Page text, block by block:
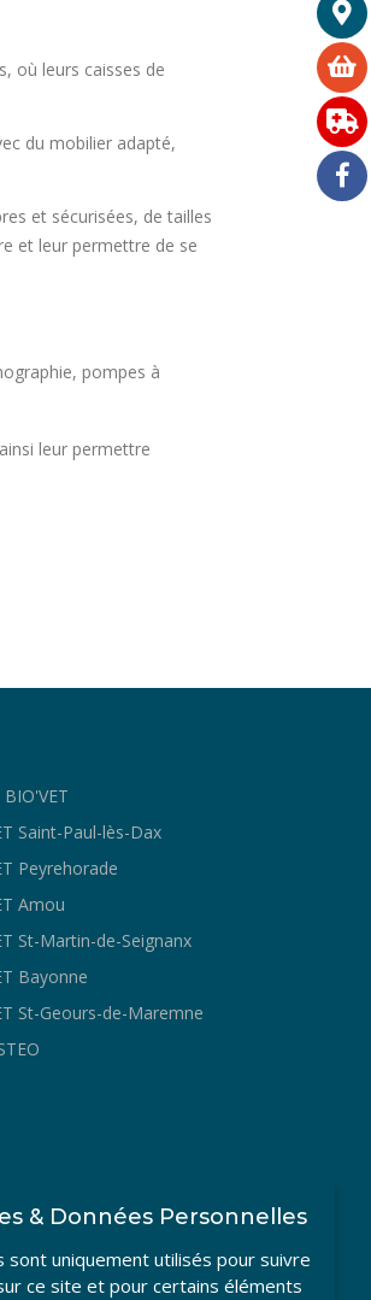
où leurs caisses de
du mobilier adapté,
et sécurisées, de tailles
et leur permettre de se
pompes à
leur permettre
Saint-Paul-lès-Dax
Peyrehorade
Amou
St-Martin-de-Seignanx
Bayonne
St-Geours-de-Maremne
& Données Personnelles
sont uniquement utilisés pour suivre
ce site et pour certains éléments